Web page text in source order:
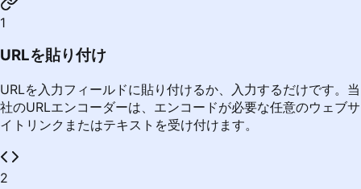
1
URLを貼り付け
URLを入力フィールドに貼り付けるか、入力するだけです。当
社のURLエンコーダーは、エンコードが必要な任意のウェブサ
イトリンクまたはテキストを受け付けます。
2